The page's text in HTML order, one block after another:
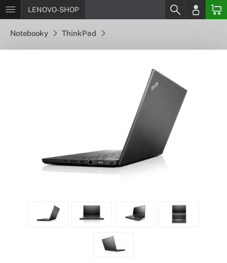
LENOVO-SHOP
Notebooky ThinkPad